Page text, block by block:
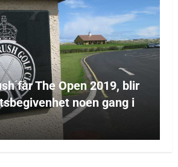
får The Open 2019, blir
noen gang i